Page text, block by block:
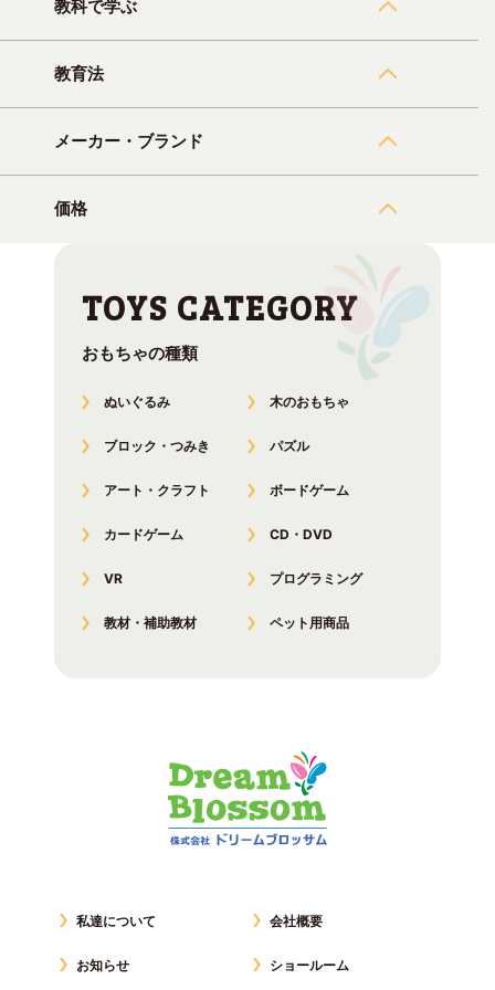
教科で学ぶ
教育法
メーカー・ブランド
価格
おもちゃの種類
ぬいぐるみ 木のおもちゃ
ブロック・つみき パズル
アート・クラフト ボードゲーム
カードゲーム CD・DVD
VR プログラミング
教材・補助教材 ペット用商品
私達について
お知らせ
会社概要
ショールーム